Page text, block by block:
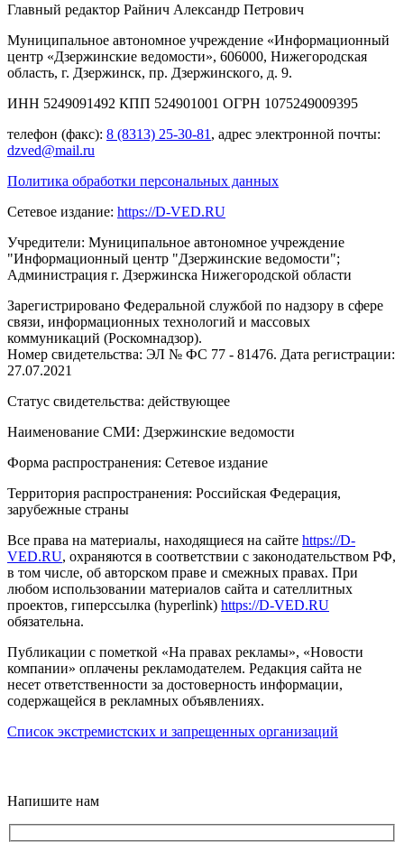
Главный редактор Райнич Александр Петрович
Муниципальное автономное учреждение «Информационный
центр «Дзержинские ведомости», 606000, Нижегородская
область, г. Дзержинск, пр. Дзержинского, д. 9.
ИНН 5249091492 КПП 524901001 ОГРН 1075249009395
телефон (факс): 8 (8313) 25-30-81 , адрес электронной почты:
dzved@mail.ru
Политика обработки персональных данных
Сетевое издание: https://D-VED.RU
Учредители: Муниципальное автономное учреждение
"Информационный центр "Дзержинские ведомости";
Администрация г. Дзержинска Нижегородской области
Зарегистрировано Федеральной службой по надзору в сфере
связи, информационных технологий и массовых
коммуникаций (Роскомнадзор).
Номер свидетельства: ЭЛ № ФС 77 - 81476. Дата регистрации:
27.07.2021
Статус свидетельства: действующее
Наименование СМИ: Дзержинские ведомости
Форма распространения: Сетевое издание
Территория распространения: Российская Федерация,
зарубежные страны
Все права на материалы, находящиеся на сайте https://D-
VED.RU, охраняются в соответствии с законодательством РФ,
в том числе, об авторском праве и смежных правах. При
любом использовании материалов сайта и сателлитных
проектов, гиперссылка (hyperlink) https://D-VED.RU
обязательна.
Публикации с пометкой «На правах рекламы», «Новости
компании» оплачены рекламодателем. Редакция сайта не
несет ответственности за достоверность информации,
содержащейся в рекламных объявлениях.
Список экстремистских и запрещенных организаций
Напишите нам